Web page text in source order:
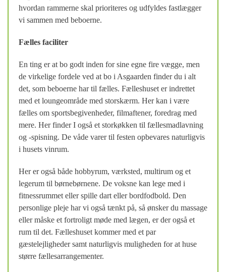
hvordan rammerne skal prioriteres og udfyldes fastlægger
vi sammen med beboerne.
Fælles faciliter
En ting er at bo godt inden for sine egne fire vægge, men
de virkelige fordele ved at bo i Asgaarden finder du i alt
det, som beboerne har til fælles. Fælleshuset er indrettet
med et loungeområde med storskærm. Her kan i være
fælles om sportsbegivenheder, filmaftener, foredrag med
mere. Her finder I også et storkøkken til fællesmadlavning
og -spisning. De våde varer til festen opbevares naturligvis
i husets vinrum.
Her er også både hobbyrum, værksted, multirum og et
legerum til børnebørnene. De voksne kan lege med i
fitnessrummet eller spille dart eller bordfodbold. Den
personlige pleje har vi også tænkt på, så ønsker du massage
eller måske et fortroligt møde med lægen, er der også et
rum til det. Fælleshuset kommer med et par
gæstelejligheder samt naturligvis muligheden for at huse
større fællesarrangementer.